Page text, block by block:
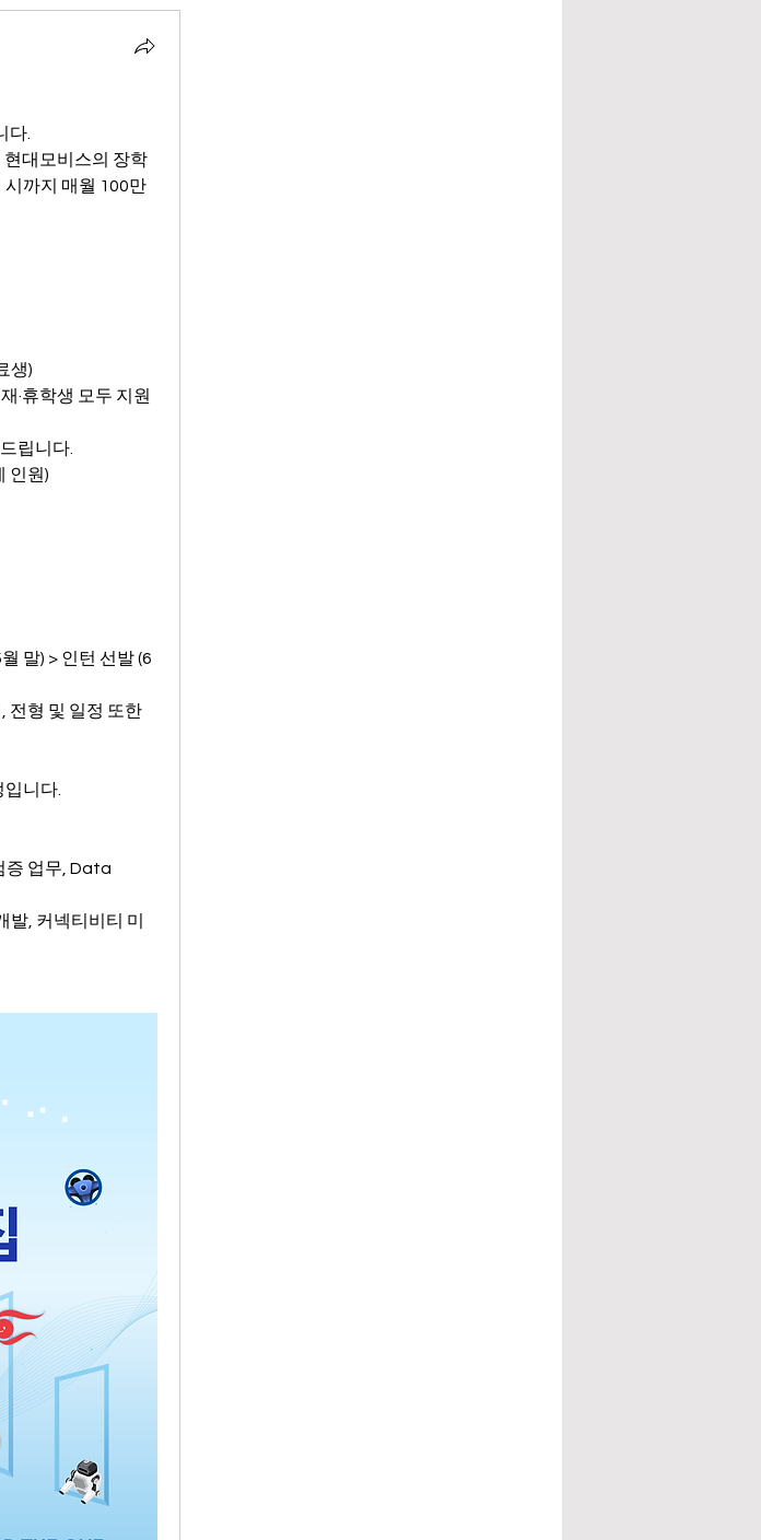
다.
현대모비스의 장학
시까지 매월 100만
생)
·휴학생 모두 지원
립니다.
인원)
말) > 인턴 선발 (6
전형 및 일정 또한
니다.
증 업무, Data
발, 커넥티비티 미